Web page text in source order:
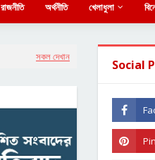
রাজনীতি অর্থনীতি খেলাধুলা
সকল দেখান
Social